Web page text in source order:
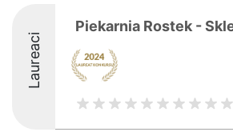
Laureaci
Piekarnia Rostek -